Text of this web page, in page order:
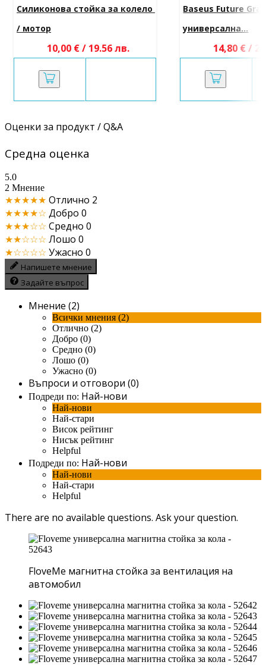
Силиконова стойка за колело
/ мотор
10,00 € / 19.56 лв.
Baseus Future
универсална...
14,80 € /
Оценки за продукт / Q&A
Средна оценка
5.0
2 Мнение
★★★★★ Отлично 2
★★★★☆ Добро 0
★★★☆☆ Средно 0
★★☆☆☆ Лошо 0
★☆☆☆☆ Ужасно 0
Напишете мнение
Задайте въпрос
Мнение (2)
Всички мнения (2)
Отлично (2)
Добро (0)
Средно (0)
Лошо (0)
Ужасно (0)
Въпроси и отговори (0)
Подреди по: Най-нови
Най-нови
Най-стари
Висок рейтинг
Нисък рейтинг
Helpful
Подреди по: Най-нови
Най-нови
Най-стари
Helpful
There are no available questions. Ask your question.
FloveMe магнитна стойка за вентилация на
автомобил